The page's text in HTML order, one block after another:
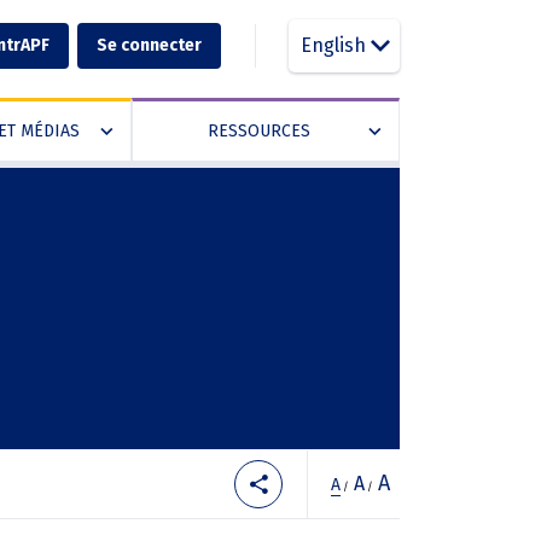
Se connecter English
MÉDIAS » RESSOURCES »
A / A / A